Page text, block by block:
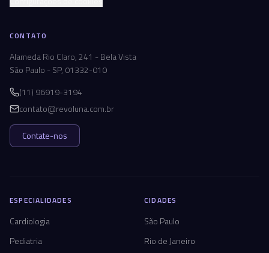
CONTATO
Alameda Rio Claro, 241 - Bela Vista
São Paulo - SP, 01332-010
(11) 96919-3194
contato@revoluna.com.br
Contate-nos
ESPECIALIDADES
Cardiologia
Pediatria
CIDADES
São Paulo
Rio de Janeiro